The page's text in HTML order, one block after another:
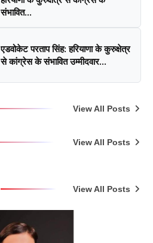
संभावित...
एडवोकेट परताप सिंह: हरियाणा के कुरुक्षेत्र
से कांग्रेस के संभावित उम्मीदवार...
View All Posts
View All Posts
View All Posts